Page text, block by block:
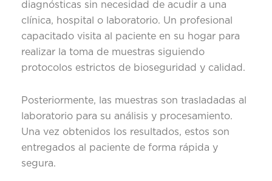
diagnósticas sin necesidad de acudir a una
clínica, hospital o laboratorio. Un profesional
capacitado visita al paciente en su hogar para
realizar la toma de muestras siguiendo
protocolos estrictos de bioseguridad y calidad.
Posteriormente, las muestras son trasladadas al
laboratorio para su análisis y procesamiento.
Una vez obtenidos los resultados, estos son
entregados al paciente de forma rápida y
segura.